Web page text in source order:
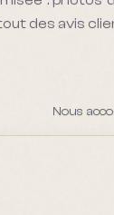
des avis
Nous